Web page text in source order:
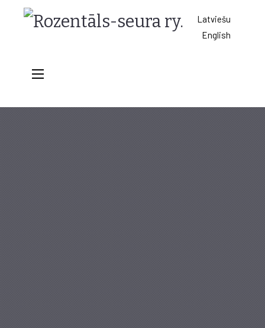
Rozentāls-
ry.
Latviešu
English